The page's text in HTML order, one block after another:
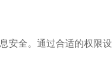
安全。通过合适的权限设